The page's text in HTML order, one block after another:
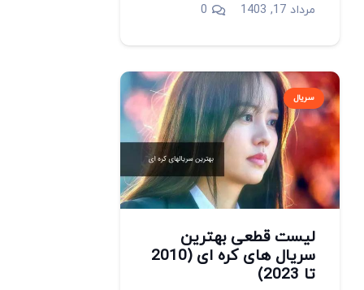
مرداد 17, 1403 0
سریال
لیست قطعی بهترین
سریال های کره ای (2010
تا 2023)